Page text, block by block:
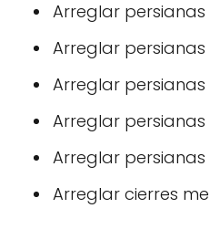
Arreglar
Arreglar
Arreglar
Arreglar persianas
Arreglar persianas
Arreglar cierres